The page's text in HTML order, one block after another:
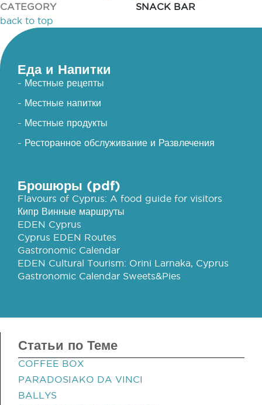
CATEGORY
SNACK BAR
back to top
Еда и Напитки
- Местные рецепты
- Местные напитки
- Местные продукты
- Ресторанное обслуживание и Развлечения
Брошюры (pdf)
Flavours of Cyprus: A food guide for visitors
Кипр Винные маршруты
EDEN Cyprus
Cyprus EDEN Routes
Gastronomic Calendar
EDEN Cultural Tourism: Orini Larnaka, Cyprus
Gastronomic Calendar Sweets&Pies
Статьи по Теме
COFFEE BOX
PARADOSIAKO DA VINCI
BALLYS